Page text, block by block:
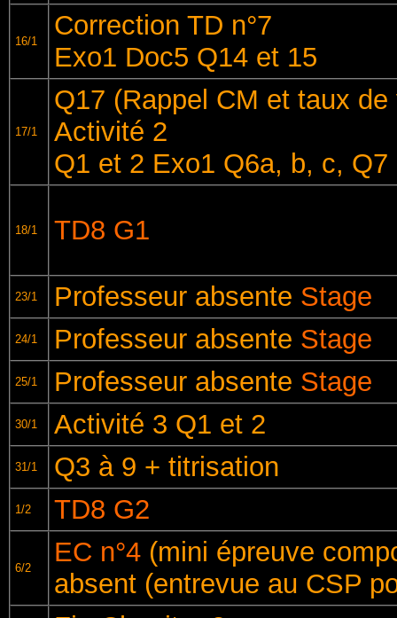
16/1
Correction TD n°7
Exo1 Doc5 Q14 et 15
17/1
Q17 (Rappel CM et taux de
Activité 2
Q1 et 2 Exo1 Q6a, b, c, Q7
18/1 TD8 G1
23/1 Professeur absente Stage
24/1 Professeur absente Stage
25/1 Professeur absente Stage
30/1 Activité 3 Q1 et 2
31/1 Q3 à 9 + titrisation
1/2 TD8 G2
6/2
EC n°4 (mini épreuve
absent (entrevue au CSP